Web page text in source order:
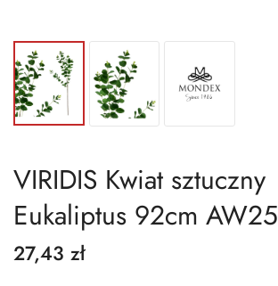
VIRIDIS Kwiat sztuczny
Eukaliptus 92cm AW25
27,43 zł